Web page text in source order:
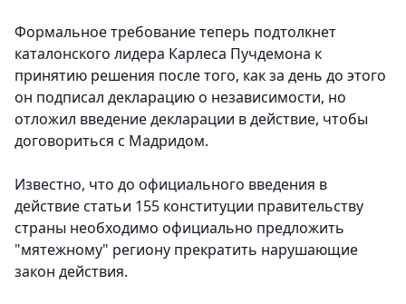
Формальное требование теперь подтолкнет
каталонского лидера Карлеса Пучдемона к
принятию решения после того, как за день до этого
он подписал декларацию о независимости, но
отложил введение декларации в действие, чтобы
договориться с Мадридом.
Известно, что до официального введения в
действие статьи 155 конституции правительству
страны необходимо официально предложить
"мятежному" региону прекратить нарушающие
закон действия.